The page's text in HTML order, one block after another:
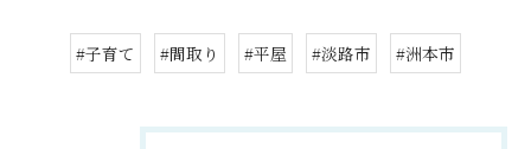
#子育て #間取り #平屋 #淡路市 #洲本市